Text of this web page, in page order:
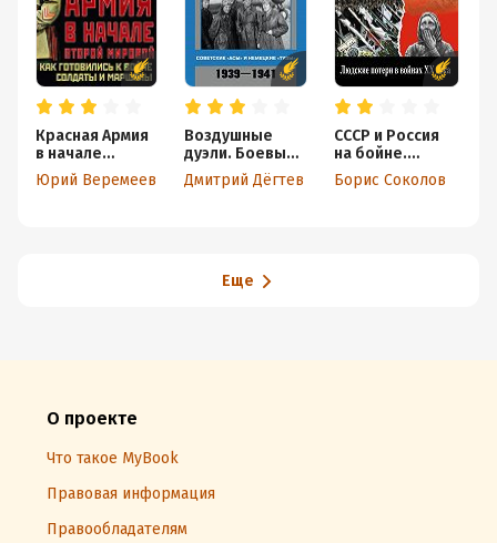
Красная Армия
в начале
Второй
мировой. Как
Юрий Веремеев
Воздушные
дуэли. Боевые
хроники.
Советские
Дмитрий Дёгтев
СССР и Россия
на бойне.
Людские
потери в войнах
Борис Соколов
Еще
О проекте
Что такое MyBook
Правовая информация
Правообладателям